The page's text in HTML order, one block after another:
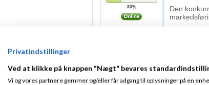
Den
Tak for
Privatindstillinger
Ved at klikke på knappen "Nægt" bevares
Vi og vores partnere gemmer og/eller får adgang til oplysninger på en